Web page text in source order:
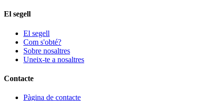
El segell
El segell
Com s'obté?
Sobre nosaltres
Uneix-te a nosaltres
Contacte
Pàgina de contacte